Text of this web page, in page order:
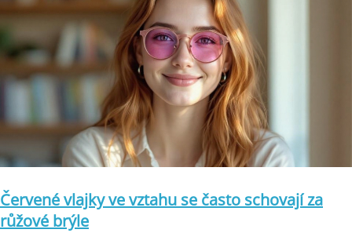
Červené vlajky ve vztahu se často schovají za
růžové brýle